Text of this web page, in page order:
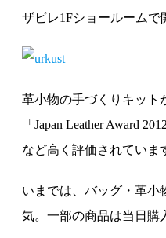
ザビレ1Fショールームで
革小物の手づくりキット
「Japan Leather Award
など高く評価されていま
いまでは、バッグ・革小
気。一部の商品は当日購